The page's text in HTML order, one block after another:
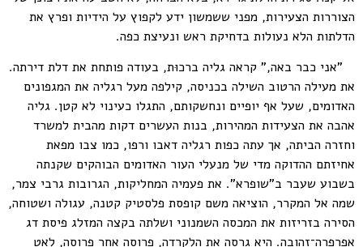
הצוררות הצעירות, מפני ששמשון ידע לקפוץ על הידיות ופרץ את
הדלתות הלא נעולות בדחיקת ראש ונעיצת כפה.
"אני כבר באה," קראה גליה ברכוּת, בעודה פותחת את דלת דירתה.
את מעילה הרטוב השילה בכניסה, קילפה מעל רגליה את המגפונים
האדומים, שעל אף יופיים ונחשקותם, התגלו כעינוי לא קטן. גליה
אהבה את הצעידות המהירות, בנות העשרים דקות מהבית למשרד
וחזרה הביתה, אך עתה כפות רגליה דאבו ורפו, כמו צבו מפאת
אחיזתם ההדוקה מדי של מנעלי העור האדומים הבוהקים שקנתה
בשבוע שעבר ב"שופרא". את פעמיה המחליקות, הגרובות גרבי צמר,
שמה אל המקרר, הוציאה משם קופסת פלסטיק קטנה, עגולה ושטוחה,
הסירה בזריזות את המכסה השמנוני ושלתה בקצה המזלג פיסת דג
אפרפרה־זהובה. היא גרסה את הלקרדה, פרוסה אחר פרוסה, לאט